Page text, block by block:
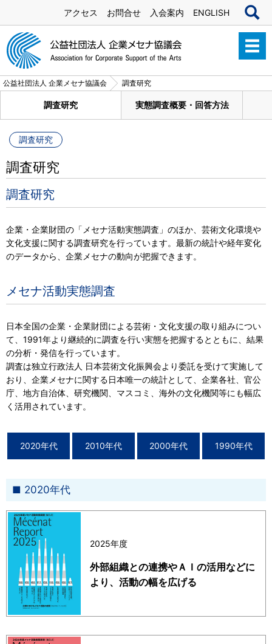
アクセス お問合せ 入会案内 ENGLISH
公益社団法人 企業メセナ協議会 調査研究
調査研究 実態調査概要・回答方法
調査研究
調査研究
調査研究
企業・企業財団の「メセナ活動実態調査」のほか、芸術文化環境や
文化支援に関する調査研究を行っています。最新の統計や経年変化
のデータから、企業メセナの動向が把握できます。
メセナ活動実態調査
日本全国の企業・企業財団による芸術・文化支援の取り組みについ
て、1991年より継続的に調査を行い実態を把握するとともに、結果
の分析・発信を行っています。
調査は独立行政法人 日本芸術文化振興会より委託を受けて実施して
おり、企業メセナに関する日本唯一の統計として、企業各社、官公
庁、地方自治体、研究機関、マスコミ、海外の文化機関等にも幅広
く活用されています。
2020年代 2010年代 2000年代 1990年代
2020年代
2025年度
外部組織との連携やＡＩの活用などに
より、活動の幅を広げる